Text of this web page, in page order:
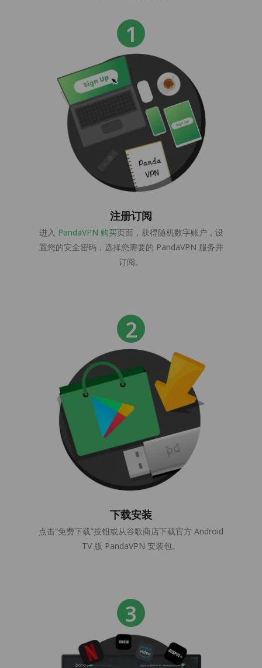
注册订阅
进入 PandaVPN 购买页面，获得随机数字账户，设
置您的安全密码，选择您需要的 PandaVPN 服务并
订阅。
下载安装
点击“免费下载”按钮或从谷歌商店下载官方 Android
TV 版 PandaVPN 安装包。